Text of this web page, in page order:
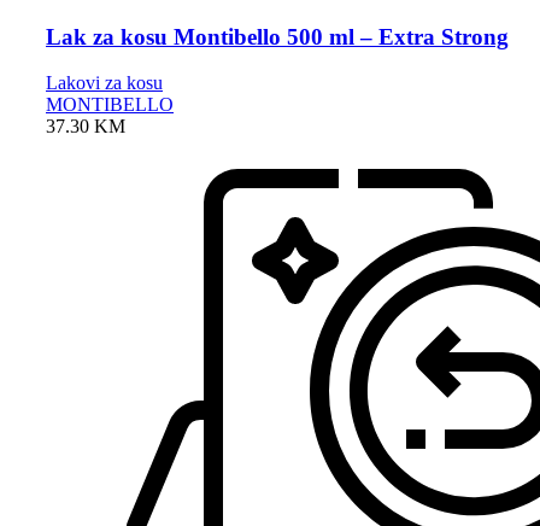
Lak za kosu Montibello 500 ml – Extra Strong
Lakovi za kosu
MONTIBELLO
37.30 KM